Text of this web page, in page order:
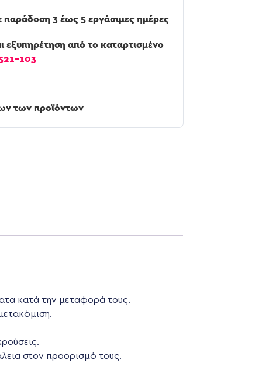
3 έως 5 εργάσιμες ημέρες
εξυπηρέτηση από το καταρτισμένο
103
των προϊόντων
κατά την μεταφορά τους.
στον προορισμό τους.